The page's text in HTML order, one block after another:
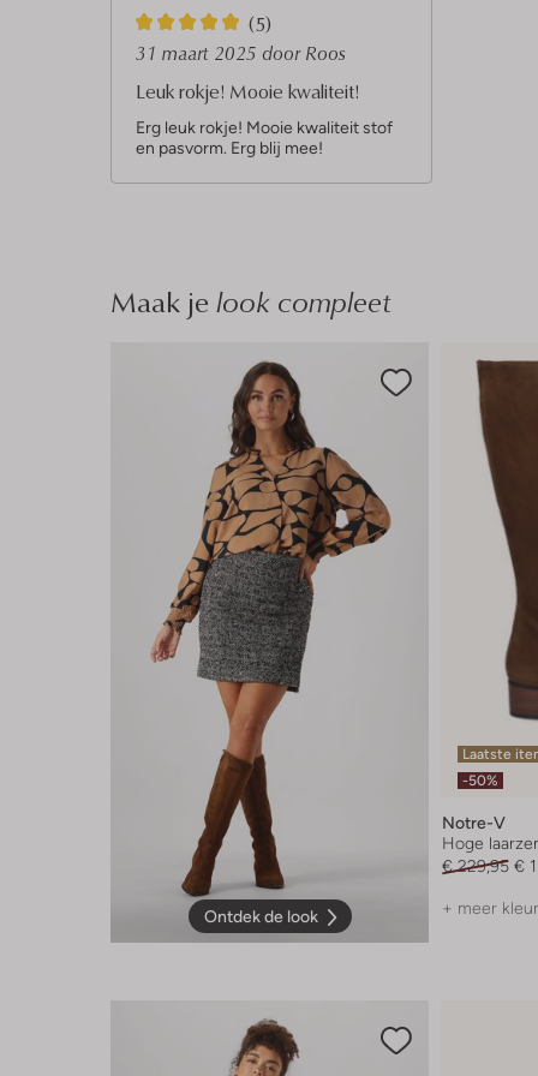
5
S
t
e
r
r
(5)
31 maart 2025 door Roos
Leuk rokje! Mooie kwaliteit!
Erg leuk rokje! Mooie kwaliteit stof
en pasvorm. Erg blij mee!
Maak je look compleet
Ontdek de look
Laatste
-50%
Notre-V
Hoge
€ 229,95 €
+ meer